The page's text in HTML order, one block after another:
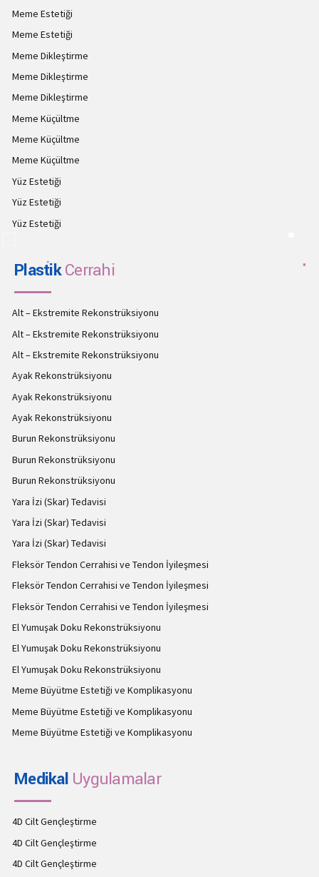
Meme Estetiği
Meme Estetiği
Meme Dikleştirme
Meme Dikleştirme
Meme Dikleştirme
Meme Küçültme
Meme Küçültme
Meme Küçültme
Yüz Estetiği
Yüz Estetiği
Yüz Estetiği
PlastikCerrahi
Alt – Ekstremite Rekonstrüksiyonu
Alt – Ekstremite Rekonstrüksiyonu
Alt – Ekstremite Rekonstrüksiyonu
Ayak Rekonstrüksiyonu
Ayak Rekonstrüksiyonu
Ayak Rekonstrüksiyonu
Burun Rekonstrüksiyonu
Burun Rekonstrüksiyonu
Burun Rekonstrüksiyonu
Yara İzi (Skar) Tedavisi
Yara İzi (Skar) Tedavisi
Yara İzi (Skar) Tedavisi
Fleksör Tendon Cerrahisi ve Tendon İyileşmesi
Fleksör Tendon Cerrahisi ve Tendon İyileşmesi
Fleksör Tendon Cerrahisi ve Tendon İyileşmesi
El Yumuşak Doku Rekonstrüksiyonu
El Yumuşak Doku Rekonstrüksiyonu
El Yumuşak Doku Rekonstrüksiyonu
Meme Büyütme Estetiği ve Komplikasyonu
Meme Büyütme Estetiği ve Komplikasyonu
Meme Büyütme Estetiği ve Komplikasyonu
Medikal Uygulamalar
4D Cilt Gençleştirme
4D Cilt Gençleştirme
4D Cilt Gençleştirme